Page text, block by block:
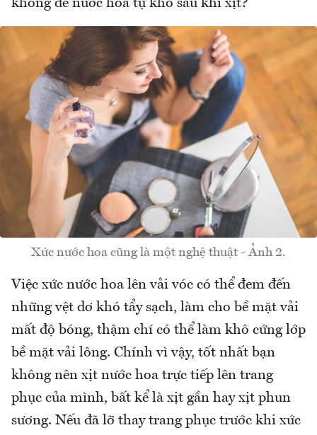
không để nước hoa tự khô sau khi xịt?
Xức nước hoa cũng là một nghệ thuật - Ảnh 2.
Việc xức nước hoa lên vải vóc có thể đem đến
những vệt dơ khó tẩy sạch, làm cho bề mặt vải
mất độ bóng, thậm chí có thể làm khô cứng lớp
bề mặt vải lông. Chính vì vậy, tốt nhất bạn
không nên xịt nước hoa trực tiếp lên trang
phục của mình, bất kể là xịt gần hay xịt phun
sương. Nếu đã lỡ thay trang phục trước khi xức